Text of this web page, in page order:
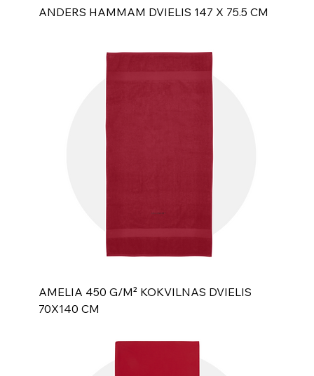
ANDERS HAMMAM DVIELIS 147 X 75.5 CM
AMELIA 450 G/M² KOKVILNAS DVIELIS
70X140 CM